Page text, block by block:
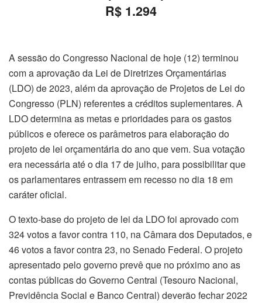
R$ 1.294
A sessão do Congresso Nacional de hoje (12) terminou
com a aprovação da Lei de Diretrizes Orçamentárias
(LDO) de 2023, além da aprovação de Projetos de Lei do
Congresso (PLN) referentes a créditos suplementares. A
LDO determina as metas e prioridades para os gastos
públicos e oferece os parâmetros para elaboração do
projeto de lei orçamentária do ano que vem. Sua votação
era necessária até o dia 17 de julho, para possibilitar que
os parlamentares entrassem em recesso no dia 18 em
caráter oficial.
O texto-base do projeto de lei da LDO foi aprovado com
324 votos a favor contra 110, na Câmara dos Deputados, e
46 votos a favor contra 23, no Senado Federal. O projeto
apresentado pelo governo prevê que no próximo ano as
contas públicas do Governo Central (Tesouro Nacional,
Previdência Social e Banco Central) deverão fechar 2022